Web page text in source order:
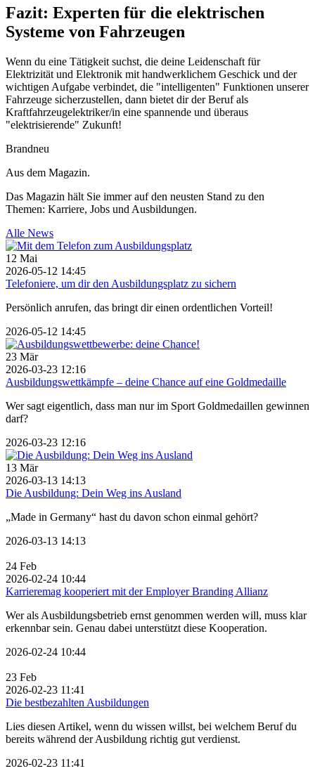
Fazit: Experten für die elektrischen
Systeme von Fahrzeugen
Wenn du eine Tätigkeit suchst, die deine Leidenschaft für
Elektrizität und Elektronik mit handwerklichem Geschick und der
wichtigen Aufgabe verbindet, die "intelligenten" Funktionen unserer
Fahrzeuge sicherzustellen, dann bietet dir der Beruf als
Kraftfahrzeugelektriker/in eine spannende und überaus
"elektrisierende" Zukunft!
Brandneu
Aus dem Magazin.
Das Magazin hält Sie immer auf den neusten Stand zu den
Themen: Karriere, Jobs und Ausbildungen.
Alle News
12 Mai
2026-05-12 14:45
Telefoniere, um dir den Ausbildungsplatz zu sichern
Persönlich anrufen, das bringt dir einen ordentlichen Vorteil!
2026-05-12 14:45
23 Mär
2026-03-23 12:16
Ausbildungswettkämpfe – deine Chance auf eine Goldmedaille
Wer sagt eigentlich, dass man nur im Sport Goldmedaillen gewinnen
darf?
2026-03-23 12:16
13 Mär
2026-03-13 14:13
Die Ausbildung: Dein Weg ins Ausland
„Made in Germany“ hast du davon schon einmal gehört?
2026-03-13 14:13
24 Feb
2026-02-24 10:44
Karrieremag kooperiert mit der Employer Branding Allianz
Wer als Ausbildungsbetrieb ernst genommen werden will, muss klar
erkennbar sein. Genau dabei unterstützt diese Kooperation.
2026-02-24 10:44
23 Feb
2026-02-23 11:41
Die bestbezahlten Ausbildungen
Lies diesen Artikel, wenn du wissen willst, bei welchem Beruf du
bereits während der Ausbildung richtig gut verdienst.
2026-02-23 11:41